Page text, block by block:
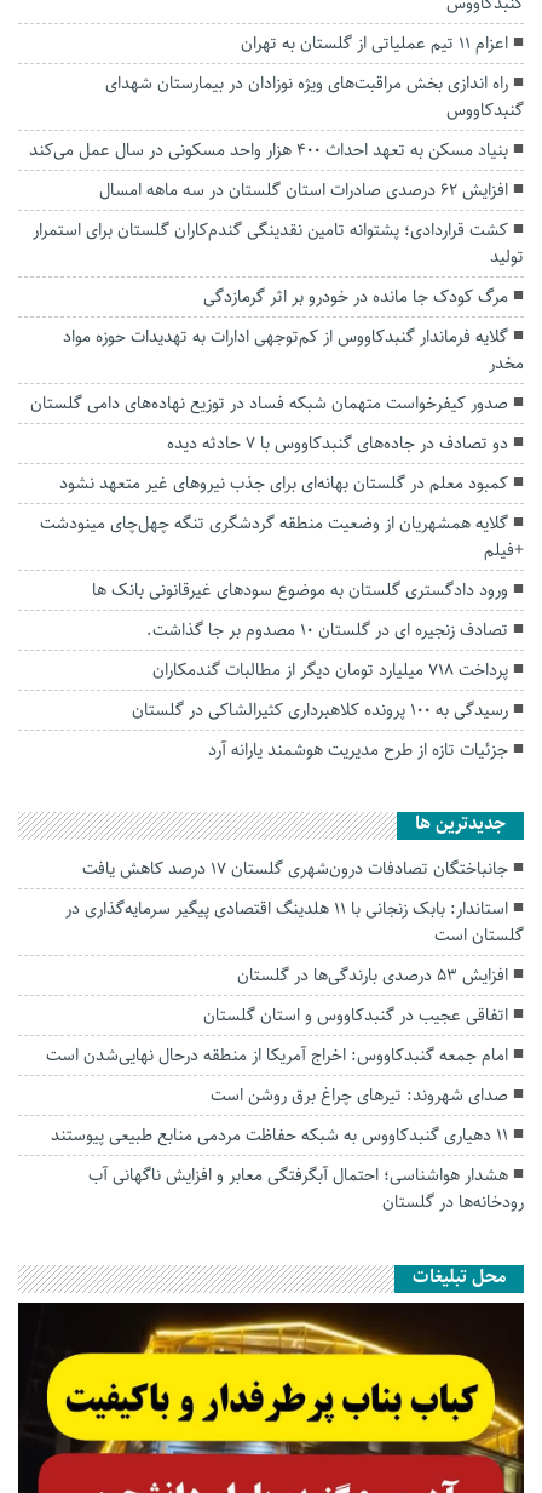
اعزام ۱۱ تیم عملیاتی از گلستان به تهران
راه اندازی بخش مراقبت‌های ویژه نوزادان در بیمارستان شهدای
گنبدکاووس
بنیاد مسکن به تعهد احداث ۴۰۰ هزار واحد مسکونی در سال عمل می‌کند
افزایش ۶۲ درصدی صادرات استان گلستان در سه ماهه امسال
کشت قراردادی؛ پشتوانه تامین نقدینگی گندم‌کاران گلستان برای استمرار
تولید
مرگ کودک جا مانده در خودرو بر اثر گرمازدگی
گلایه فرماندار گنبدکاووس از کم‌توجهی ادارات به تهدیدات حوزه مواد
مخدر
صدور کیفرخواست متهمان شبکه فساد در توزیع نهاده‌های دامی گلستان
دو تصادف در جاده‌های گنبدکاووس با ۷ حادثه دیده
کمبود معلم در گلستان بهانه‌ای برای جذب نیروهای غیر متعهد نشود
گلایه همشهریان از وضعیت منطقه گردشگری تنگه چهل‌چای مینودشت
+فیلم
ورود دادگستری گلستان به موضوع سودهای غیرقانونی بانک ها
تصادف زنجیره ای در گلستان ۱۰ مصدوم بر جا گذاشت.
پرداخت ۷۱۸ میلیارد تومان دیگر از مطالبات گندمکاران
رسیدگی به ۱۰۰ پرونده کلاهبرداری کثیرالشاکی در گلستان
جزئیات تازه از طرح مدیریت هوشمند یارانه آرد
جديدترين ها
جانباختگان تصادفات درون‌شهری گلستان ۱۷ درصد کاهش یافت
استاندار: بابک زنجانی با ۱۱ هلدینگ اقتصادی پیگیر سرمایه‌گذاری در
گلستان است
افزایش ۵۳ درصدی بارندگی‌ها در گلستان
اتفاقی عجیب در‌ گنبدکاووس و استان گلستان
امام جمعه گنبدکاووس: اخراج آمریکا از منطقه درحال نهایی‌شدن است
صدای شهروند: تیرهای چراغ برق روشن است
۱۱ دهیاری گنبدکاووس به شبکه حفاظت مردمی منابع طبیعی پیوستند
هشدار هواشناسی؛ احتمال آبگرفتگی معابر و افزایش ناگهانی آب
رودخانه‌ها در گلستان
محل تبلیغات